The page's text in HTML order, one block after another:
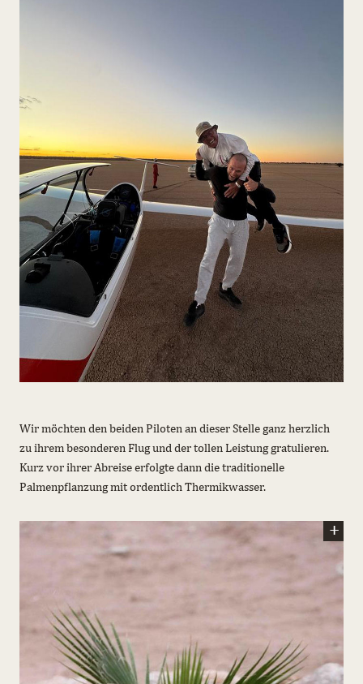
Wir möchten den beiden Piloten an dieser Stelle ganz herzlich
zu ihrem besonderen Flug und der tollen Leistung gratulieren.
Kurz vor ihrer Abreise erfolgte dann die traditionelle
Palmenpflanzung mit ordentlich Thermikwasser.